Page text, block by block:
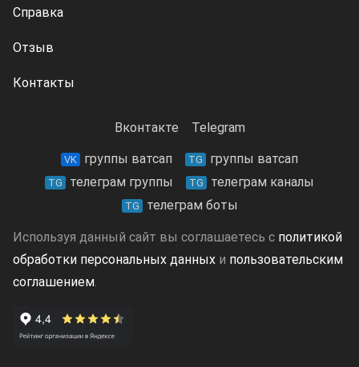
Справка
Отзыв
Контакты
Вконтакте Telegram
VK группы ватсап TG группы ватсап
TG телеграм группы TG телеграм каналы
TG телеграм боты
Используя данный сайт вы соглашаетесь с политикой
обработки персональных данных и пользовательским
соглашением.